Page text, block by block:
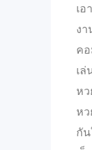
เ
ง
ค
เ
ห
ห
กั